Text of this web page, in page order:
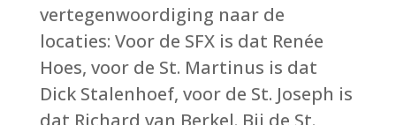
vertegenwoordiging naar de
locaties: Voor de SFX is dat Renée
Hoes, voor de St. Martinus is dat
Dick Stalenhoef, voor de St. Joseph is
dat Richard van Berkel. Bij de St.